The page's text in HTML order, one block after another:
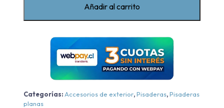
Suv
Bepo
RAM
700
SLT
Cabina
Añadir al carrito
Categorías: Accesorios de exterior,Pisaderas,Pisaderas
planas